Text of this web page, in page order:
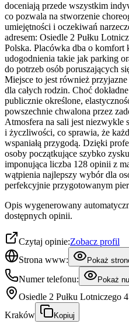
doceniają przede wszystkim
co pozwala na stworzenie
umiejętności i oczekiwań
adresem: Osiedle 2 Pułku
Polska. Placówka dba o komfort
udogodnienia takie jak parking
do potrzeb osób poruszających
Miejsce to jest również
dla całych rodzin. Choć
publicznie określone,
powszechnie chwalona przez
Atmosfera na sali jest niezwykle
i życzliwości, co sprawia, że
wspaniałą przygodą. Dzięki
osoby początkujące szybko
imponująca liczba 128 opinii z
wątpienia najlepszy wybór dla
perfekcyjnie przygotowanym
Opis wygenerowany
dostępnych opinii.
Czytaj opinie:Zobacz profil
Strona www:
Pokaż
Numer telefonu: Pokaż
Osiedle 2 Pułku Lotniczego
Kraków
Kopiuj